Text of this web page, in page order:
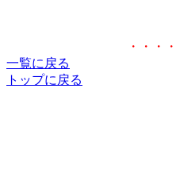
・・・
一覧に戻る
トップに戻る